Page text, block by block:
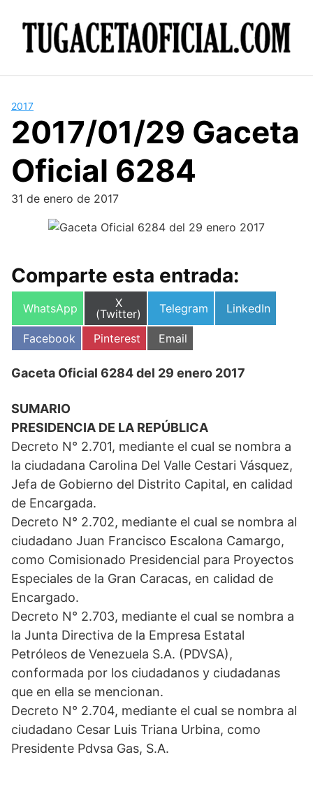
2017
2017/01/29 Gaceta
Oficial 6284
31 de enero de 2017
Comparte esta entrada:
Compartir
WhatsApp
Compartir
en
X
(Twitter)
Compartir
Telegram
Compartir
LinkedIn
Compartir
en
Facebook
Compartir
en
Pinterest
Compartir
en
Email
Gaceta Oficial 6284 del 29 enero 2017
SUMARIO
PRESIDENCIA DE LA REPÚBLICA
Decreto N° 2.701, mediante el cual se nombra a
la ciudadana Carolina Del Valle Cestari Vásquez,
Jefa de Gobierno del Distrito Capital, en calidad
de Encargada.
Decreto N° 2.702, mediante el cual se nombra al
ciudadano Juan Francisco Escalona Camargo,
como Comisionado Presidencial para Proyectos
Especiales de la Gran Caracas, en calidad de
Encargado.
Decreto N° 2.703, mediante el cual se nombra a
la Junta Directiva de la Empresa Estatal
Petróleos de Venezuela S.A. (PDVSA),
conformada por los ciudadanos y ciudadanas
que en ella se mencionan.
Decreto N° 2.704, mediante el cual se nombra al
ciudadano Cesar Luis Triana Urbina, como
Presidente Pdvsa Gas, S.A.